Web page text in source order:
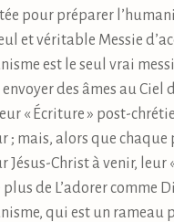
pour préparer
et véritable Messie
est le seul vrai
des âmes au
« Écriture » post-
mais, alors que
Jésus-Christ à venir,
de L’adorer comme
qui est un